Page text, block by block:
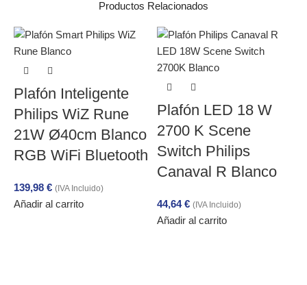
Productos Relacionados
Plafón Inteligente
Philips WiZ Rune
21W Ø40cm Blanco
RGB WiFi Bluetooth
139,98 € (IVA Incluido)
Añadir al carrito
Plafón LED 18 W
2700 K Scene
Switch Philips
Canaval R Blanco
44,64€ (IVA Incluido)
Añadir al carrito